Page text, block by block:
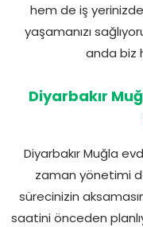
hem de iş
yaşamanızı
anda biz
Diyarbakır
Diyarbakır Muğla
zaman yönetimi
sürecinizin
saatini önceden